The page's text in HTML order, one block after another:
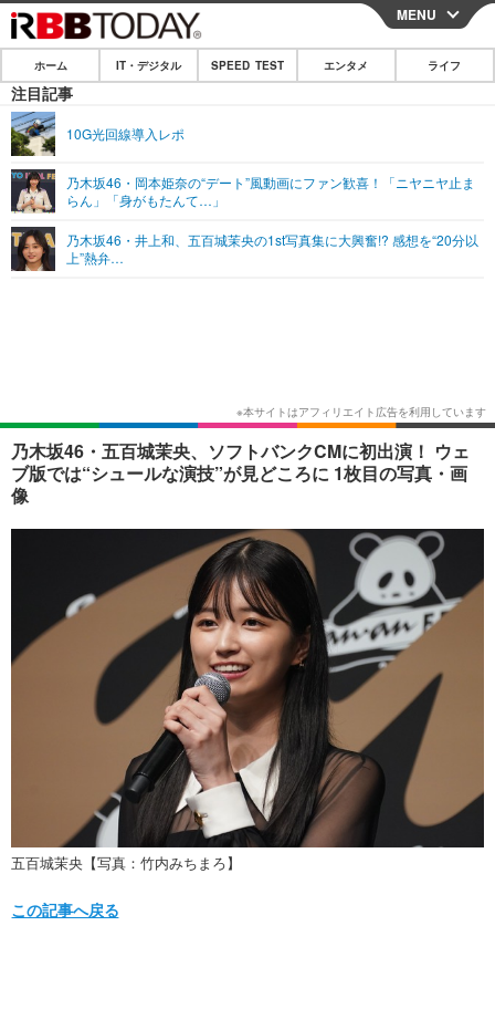
CLOSE
ホーム
IT・デジタル
ネタ
ショッピング その他
SPEED TEST
エンタメ
エンタメTOP
ショッピング その他
ライフ
MENU
ホーム IT・デジタル SPEED TEST エンタメ ライフ
注目記事
10G光回線導入レポ
乃木坂46・岡本姫奈の“デート”風動画にファン歓喜！「ニヤニヤ止ま
らん」「身がもたんて…」
乃木坂46・井上和、五百城茉央の1st写真集に大興奮!? 感想を“20分以
上”熱弁…
乃木坂46・五百城茉央、ソフトバンクCMに初出演！ ウェ
ブ版では“シュールな演技”が見どころに 1枚目の写真・画
像
五百城茉央【写真：竹内みちまろ】
この記事へ戻る